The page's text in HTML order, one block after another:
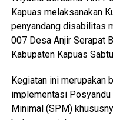
semangat gotong
Kepala Badan
menyampaikan kegiatan
Keputusan Kepala
(BPIP) Nomor 50 Tahun
Pengangkatan Pertama
Paskibraka Indonesia
Kabupaten/Kota.
Kapuas melaksanakan
penyandang disabilitas
007 Desa Anjir Serapat
Kabupaten Kapuas
Kegiatan ini merupakan
implementasi Posyandu
Minimal (SPM)